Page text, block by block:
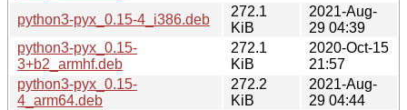
python3-pyx_0.15-4_i386.deb
272.1
KiB
2021-Aug-
29 04:39
python3-pyx_0.15-
3+b2_armhf.deb
272.1
KiB
2020-Oct-15
21:57
python3-pyx_0.15-
4_arm64.deb
272.2
KiB
2021-Aug-
29 04:44